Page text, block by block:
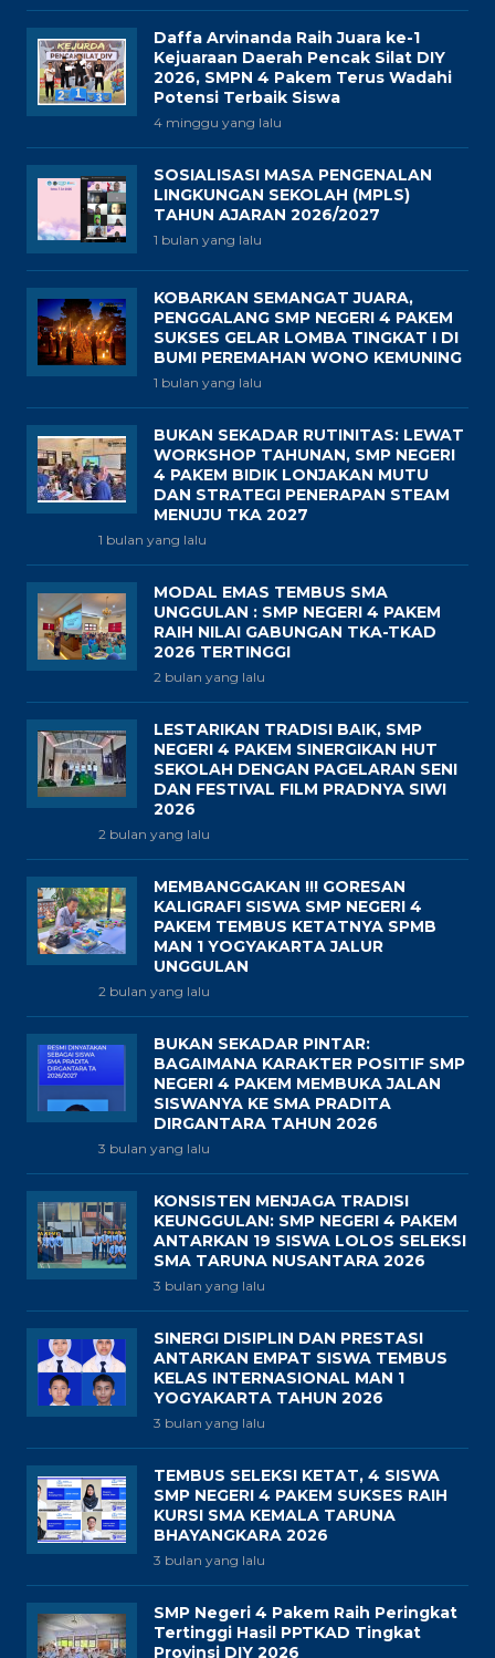
Daffa Arvinanda Raih Juara ke-1
Kejuaraan Daerah Pencak Silat DIY
2026, SMPN 4 Pakem Terus Wadahi
Potensi Terbaik Siswa
4 minggu yang lalu
SOSIALISASI MASA PENGENALAN
LINGKUNGAN SEKOLAH (MPLS)
TAHUN AJARAN 2026/2027
1 bulan yang lalu
KOBARKAN SEMANGAT JUARA,
PENGGALANG SMP NEGERI 4 PAKEM
SUKSES GELAR LOMBA TINGKAT I DI
BUMI PEREMAHAN WONO KEMUNING
1 bulan yang lalu
BUKAN SEKADAR RUTINITAS: LEWAT
WORKSHOP TAHUNAN, SMP NEGERI
4 PAKEM BIDIK LONJAKAN MUTU
DAN STRATEGI PENERAPAN STEAM
MENUJU TKA 2027
1 bulan yang lalu
MODAL EMAS TEMBUS SMA
UNGGULAN : SMP NEGERI 4 PAKEM
RAIH NILAI GABUNGAN TKA-TKAD
2026 TERTINGGI
2 bulan yang lalu
LESTARIKAN TRADISI BAIK, SMP
NEGERI 4 PAKEM SINERGIKAN HUT
SEKOLAH DENGAN PAGELARAN SENI
DAN FESTIVAL FILM PRADNYA SIWI
2026
2 bulan yang lalu
MEMBANGGAKAN !!! GORESAN
KALIGRAFI SISWA SMP NEGERI 4
PAKEM TEMBUS KETATNYA SPMB
MAN 1 YOGYAKARTA JALUR
UNGGULAN
2 bulan yang lalu
BUKAN SEKADAR PINTAR:
BAGAIMANA KARAKTER POSITIF SMP
NEGERI 4 PAKEM MEMBUKA JALAN
SISWANYA KE SMA PRADITA
DIRGANTARA TAHUN 2026
3 bulan yang lalu
KONSISTEN MENJAGA TRADISI
KEUNGGULAN: SMP NEGERI 4 PAKEM
ANTARKAN 19 SISWA LOLOS SELEKSI
SMA TARUNA NUSANTARA 2026
3 bulan yang lalu
SINERGI DISIPLIN DAN PRESTASI
ANTARKAN EMPAT SISWA TEMBUS
KELAS INTERNASIONAL MAN 1
YOGYAKARTA TAHUN 2026
3 bulan yang lalu
TEMBUS SELEKSI KETAT, 4 SISWA
SMP NEGERI 4 PAKEM SUKSES RAIH
KURSI SMA KEMALA TARUNA
BHAYANGKARA 2026
3 bulan yang lalu
SMP Negeri 4 Pakem Raih Peringkat
Tertinggi Hasil PPTKAD Tingkat
Provinsi DIY 2026